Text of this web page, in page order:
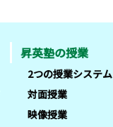
昇英塾の授業
2つの授業システム
対面授業
映像授業